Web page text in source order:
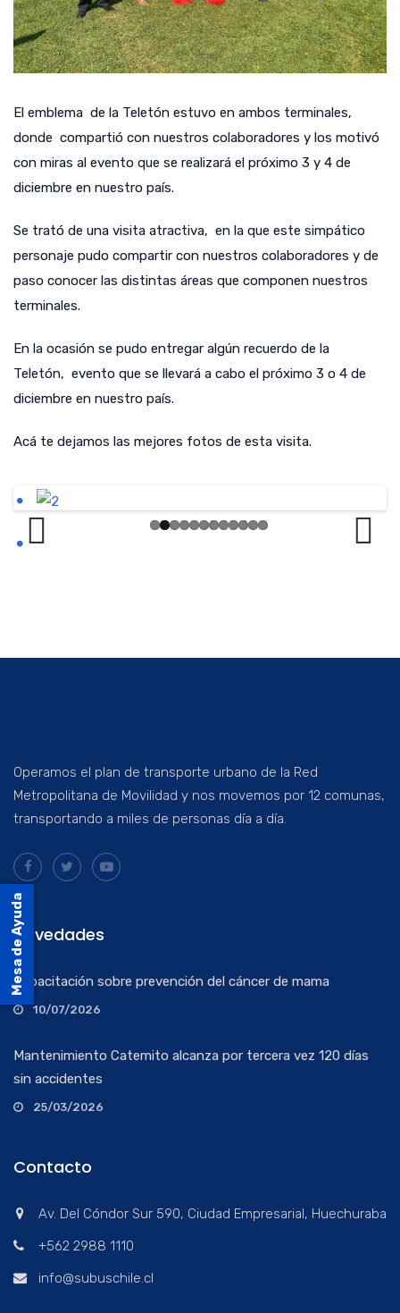
El emblema de la Teletón estuvo en ambos terminales,
donde compartió con nuestros colaboradores y los motivó
con miras al evento que se realizará el próximo 3 y 4 de
diciembre en nuestro país.
Se trató de una visita atractiva, en la que este simpático
personaje pudo compartir con nuestros colaboradores y de
paso conocer las distintas áreas que componen nuestros
terminales.
En la ocasión se pudo entregar algún recuerdo de la
Teletón, evento que se llevará a cabo el próximo 3 o 4 de
diciembre en nuestro país.
Acá te dejamos las mejores fotos de esta visita.
Operamos el plan de transporte urbano de la Red
Metropolitana de Movilidad y nos movemos por 12 comunas,
transportando a miles de personas día a día.
Novedades
Capacitación sobre prevención del cáncer de mama
10/07/2026
Mantenimiento Catemito alcanza por tercera vez 120 días
sin accidentes
25/03/2026
Contacto
Av. Del Cóndor Sur 590, Ciudad Empresarial, Huechuraba
+562 2988 1110
info@subuschile.cl
Mesa de Ayuda